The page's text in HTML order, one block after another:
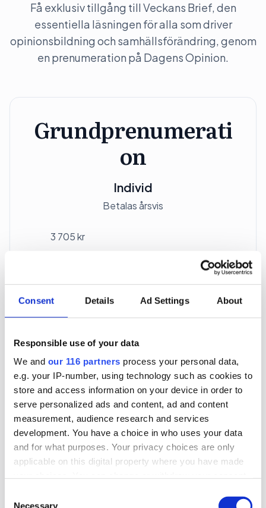
Consent Details Ad Settings About
Responsible use of your data
We and our 116 partners process your personal data,
e.g. your IP-number, using technology such as cookies to
store and access information on your device in order to
serve personalized ads and content, ad and content
measurement, audience research and services
development. You have a choice in who uses your data
and for what purposes. Your privacy choices are only
applicable on this digital property where you have made
the Privacy trigger icon.
Necessary
Få exklusiv tillgång till Veckans Brief, den
essentiella läsningen för alla som driver
opinionsbildning och samhällsförändring, genom
en prenumeration på Dagens Opinion.
Grundprenumerati
on
Individ
Betalas årsvis
3 705 kr
Prenumerera
*Moms (6 %) ingår i alla priser.
Företagspaket
Större Företag